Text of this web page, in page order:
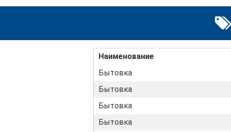
Наименование
Бытовка
Бытовка
Бытовка
Бытовка